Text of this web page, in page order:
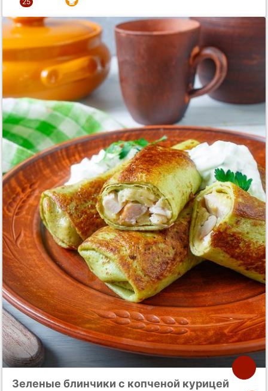
Зеленые блинчики с копченой курицей